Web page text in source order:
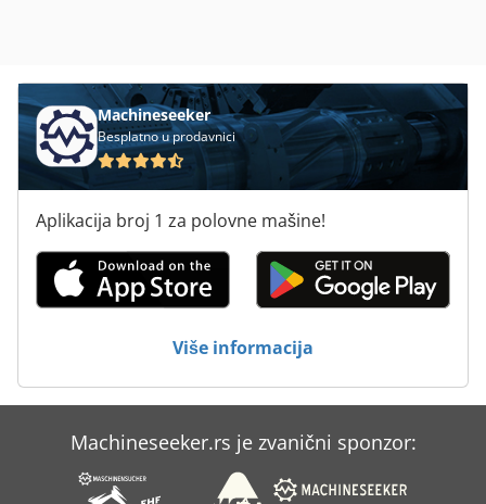
Machineseeker
Besplatno u prodavnici
Aplikacija broj 1 za polovne mašine!
Više informacija
Machineseeker.rs je zvanični sponzor: